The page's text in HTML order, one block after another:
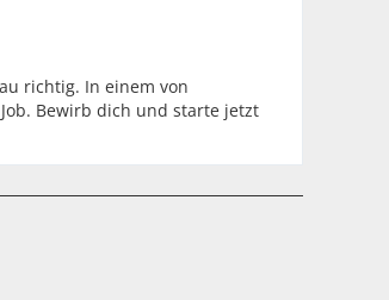
richtig. In einem von
Bewirb dich und starte jetzt